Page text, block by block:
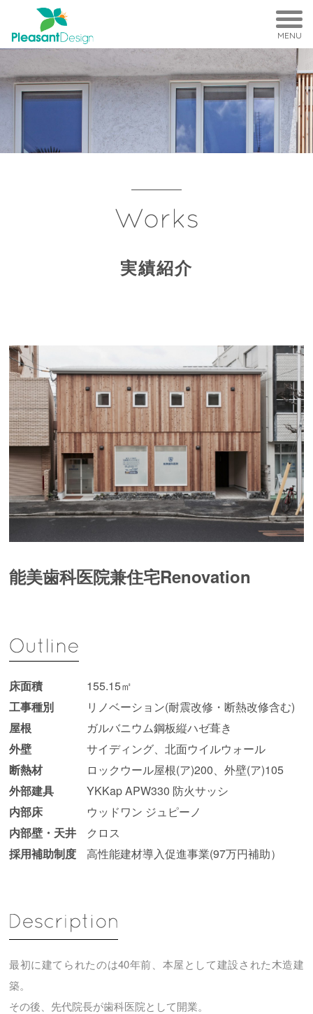
MENU
実績紹介
能美歯科医院兼住宅Renovation
床面積
155.15㎡
工事種別
リノベーション(耐震改修・断熱改修含む)
屋根
ガルバニウム鋼板縦ハゼ葺き
外壁
サイディング、北面ウイルウォール
断熱材
ロックウール屋根(ア)200、外壁(ア)105
外部建具
YKKap APW330 防火サッシ
内部床
ウッドワン ジュピーノ
内部壁・天井
クロス
採用補助制度
高性能建材導入促進事業(97万円補助）
最初に建てられたのは40年前、本屋として建設された木造建
築。
その後、先代院長が歯科医院として開業。